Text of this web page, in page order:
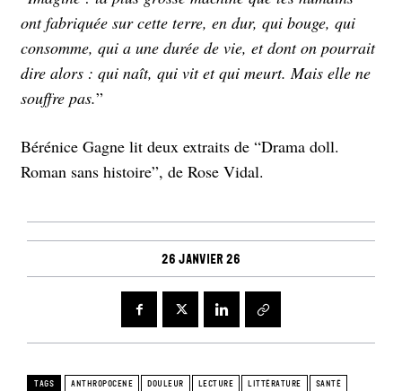
ont fabriquée sur cette terre, en dur, qui bouge, qui
consomme, qui a une durée de vie, et dont on pourrait
dire alors : qui naît, qui vit et qui meurt. Mais elle ne
souffre pas.”
Bérénice Gagne lit deux extraits de “Drama doll.
Roman sans histoire”, de Rose Vidal.
26 janvier 26
TAGS ANTHROPOCENE DOULEUR LECTURE LITTÉRATURE SANTÉ